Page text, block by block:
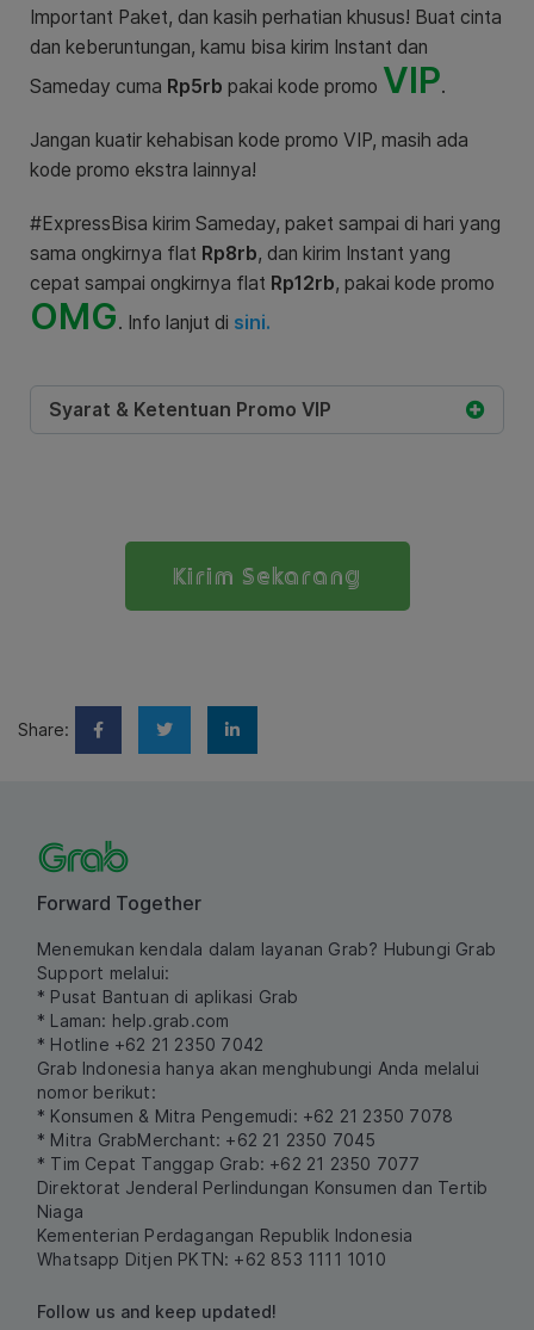
Important Paket, dan kasih perhatian khusus! Buat cinta
dan keberuntungan, kamu bisa kirim Instant dan
Sameday cuma Rp5rb pakai kode promo VIP.
Jangan kuatir kehabisan kode promo VIP, masih ada
kode promo ekstra lainnya!
#ExpressBisa kirim Sameday, paket sampai di hari yang
sama ongkirnya flat Rp8rb, dan kirim Instant yang
cepat sampai ongkirnya flat Rp12rb, pakai kode promo
OMG. Info lanjut di sini.
Syarat & Ketentuan Promo VIP
Kirim Sekarang
Share:
Forward Together
Menemukan kendala dalam layanan Grab? Hubungi Grab
Support melalui:
* Pusat Bantuan di aplikasi Grab
* Laman: help.grab.com
* Hotline +62 21 2350 7042
Grab Indonesia hanya akan menghubungi Anda melalui
nomor berikut:
* Konsumen & Mitra Pengemudi: +62 21 2350 7078
* Mitra GrabMerchant: +62 21 2350 7045
* Tim Cepat Tanggap Grab: +62 21 2350 7077
Direktorat Jenderal Perlindungan Konsumen dan Tertib
Niaga
Kementerian Perdagangan Republik Indonesia
Whatsapp Ditjen PKTN: +62 853 1111 1010
Follow us and keep updated!